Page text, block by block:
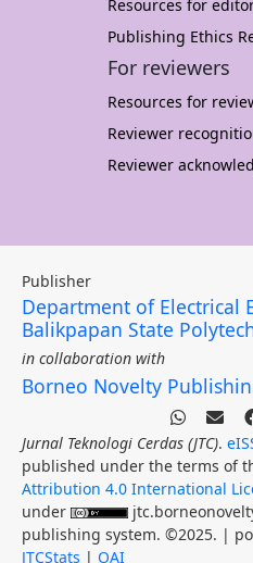
Resources for
Publishing Ethics
For reviewers
Resources for
Reviewer
Reviewer
Publisher
Department of Electrical
Balikpapan State
in collaboration with
Borneo Novelty
Jurnal Teknologi Cerdas (JTC).
published under the terms of
Attribution 4.0 International
under
publishing system. ©2025. |
JTCStats | OAI